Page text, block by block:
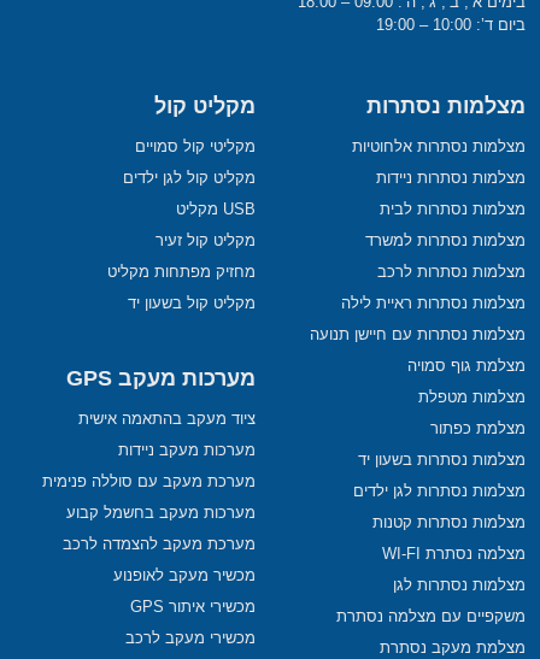
ביום ד’: 10:00 – 19:00
מצלמות נסתרות
מצלמות נסתרות אלחוטיות
מצלמות נסתרות ניידות
מצלמות נסתרות לבית
מצלמות נסתרות למשרד
מצלמות נסתרות לרכב
מצלמות נסתרות ראיית לילה
מצלמות נסתרות עם חיישן תנועה
מצלמת גוף סמויה
מצלמות מטפלת
מצלמת כפתור
מצלמות נסתרות בשעון יד
מצלמות נסתרות לגן ילדים
מצלמות נסתרות קטנות
מצלמה נסתרת WI-FI
מצלמות נסתרות לגן
משקפיים עם מצלמה נסתרת
מצלמת מעקב נסתרת
מקליט קול
מקליטי קול סמויים
מקליט קול לגן ילדים
USB מקליט
מקליט קול זעיר
מחזיק מפתחות מקליט
מקליט קול בשעון יד
מערכות מעקב GPS
ציוד מעקב בהתאמה אישית
מערכות מעקב ניידות
מערכת מעקב עם סוללה פנימית
מערכות מעקב בחשמל קבוע
מערכת מעקב להצמדה לרכב
מכשיר מעקב לאופנוע
מכשירי איתור GPS
מכשירי מעקב לרכב